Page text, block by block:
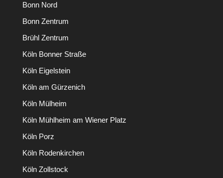
Bonn Nord
Bonn Zentrum
Brühl Zentrum
Köln Bonner Straße
Köln Eigelstein
Köln am Gürzenich
Köln Mülheim
Köln Mühlheim am Wiener Platz
Köln Porz
Köln Rodenkirchen
Köln Zollstock